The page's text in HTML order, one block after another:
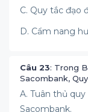
C. Quy tắc đạo
D. Cẩm nang
Câu 23: Trong
Sacombank,
A. Tuân thủ
Sacombank.